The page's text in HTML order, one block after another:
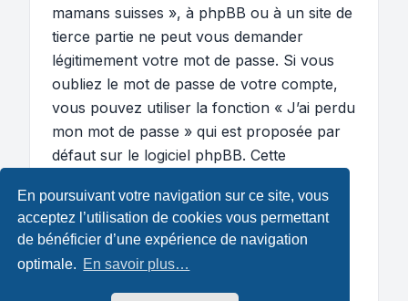
En poursuivant votre navigation sur ce site, vous
acceptez l’utilisation de cookies vous permettant
de bénéficier d’une expérience de navigation
optimale. En savoir plus…
mamans suisses », à phpBB ou à un site de
tierce partie ne peut vous demander
légitimement votre mot de passe. Si vous
oubliez le mot de passe de votre compte,
vous pouvez utiliser la fonction « J’ai perdu
mon mot de passe » qui est proposée par
défaut sur le logiciel phpBB. Cette
votre nom d’utilisateur et votre adresse de
courriel et le logiciel phpBB générera alors
un nouveau mot de passe afin que vous
puissiez reprendre le contrôle de votre